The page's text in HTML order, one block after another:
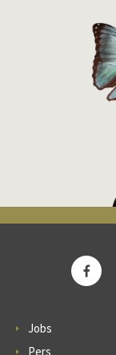
Jobs
Pers